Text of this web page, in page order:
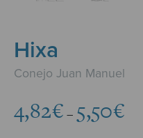
Hixa
Conejo Juan Manuel
4,82€ – 5,50€